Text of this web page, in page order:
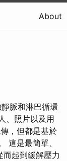
About
脈和淋巴循環
、照片以及用
，但都是基於
這是最簡單、
起到緩解壓力